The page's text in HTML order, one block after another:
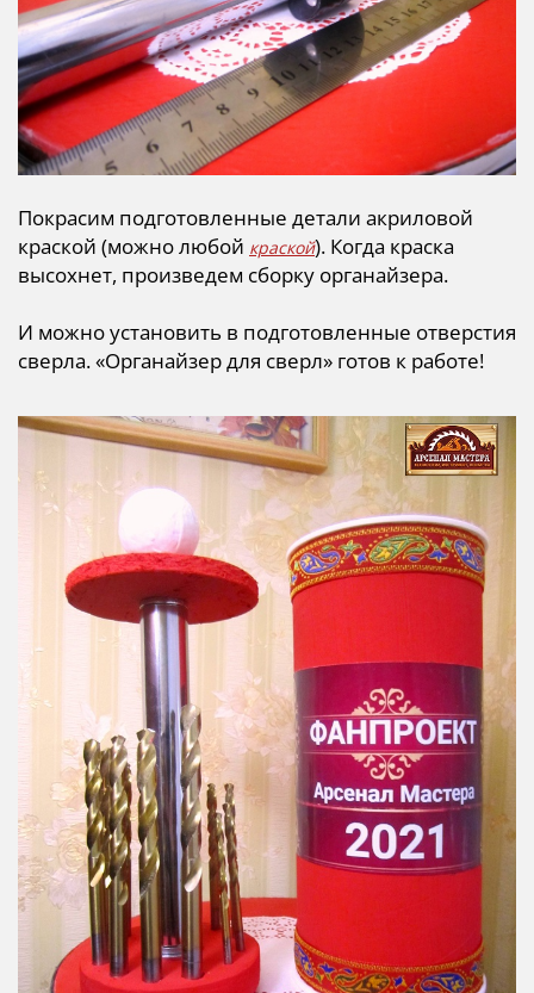
Покрасим подготовленные детали акриловой
краской (можно любой краской). Когда краска
высохнет, произведем сборку органайзера.
И можно установить в подготовленные отверстия
сверла. «Органайзер для сверл» готов к работе!